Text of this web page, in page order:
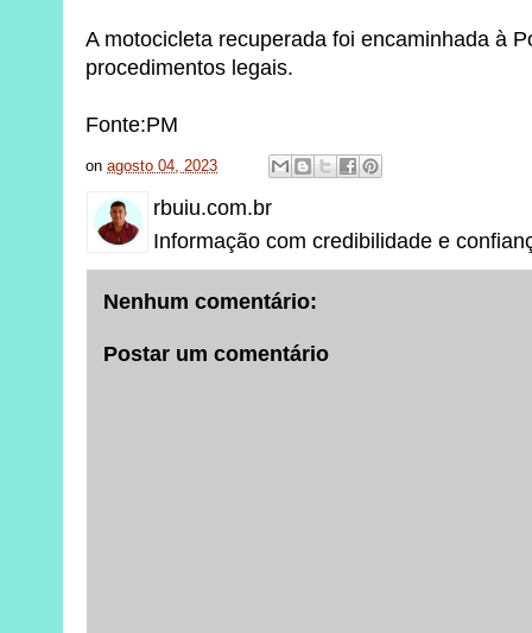
A motocicleta recuperada foi encaminhada à
procedimentos legais.
Fonte:PM
onagosto 04, 2023
rbuiu.com.br
Informação com credibilidade e
Nenhum comentário:
Postar um comentário